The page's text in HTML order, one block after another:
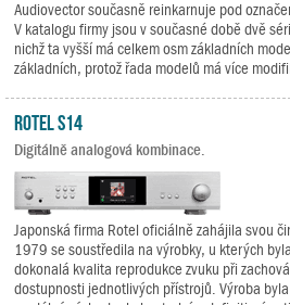
Audiovector současně reinkarnuje pod
V katalogu firmy jsou v současné době dvě
nichž ta vyšší má celkem osm základních
základních, protož řada modelů má více
Rotel S14
Digitálně analogová kombinace.
Japonská firma Rotel oficiálně zahájila svou
1979 se soustředila na výrobky, u kterých
dokonalá kvalita reprodukce zvuku při
dostupnosti jednotlivých přístrojů. Výroba